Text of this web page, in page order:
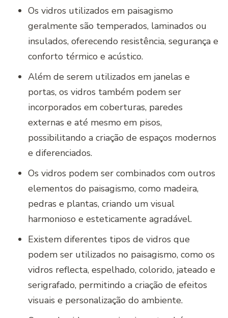
Os vidros utilizados em paisagismo
geralmente são temperados, laminados ou
insulados, oferecendo resistência, segurança e
conforto térmico e acústico.
Além de serem utilizados em janelas e
portas, os vidros também podem ser
incorporados em coberturas, paredes
externas e até mesmo em pisos,
possibilitando a criação de espaços modernos
e diferenciados.
Os vidros podem ser combinados com outros
elementos do paisagismo, como madeira,
pedras e plantas, criando um visual
harmonioso e esteticamente agradável.
Existem diferentes tipos de vidros que
podem ser utilizados no paisagismo, como os
vidros reflecta, espelhado, colorido, jateado e
serigrafado, permitindo a criação de efeitos
visuais e personalização do ambiente.